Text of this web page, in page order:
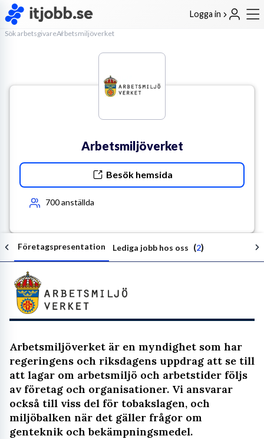
Logga in
Sök arbetsgivareArbetsmiljöverket
Arbetsmiljöverket
Besök hemsida
700anställda
Följ arbetsgivaren
Företagspresentation Lediga jobb hos oss (2)
Arbetsmiljöverket är en myndighet som har
regeringens och riksdagens uppdrag att se till
att lagar om arbetsmiljö och arbetstider följs
av företag och organisationer. Vi ansvarar
också till viss del för tobakslagen, och
miljöbalken när det gäller frågor om
genteknik och bekämpningsmedel.